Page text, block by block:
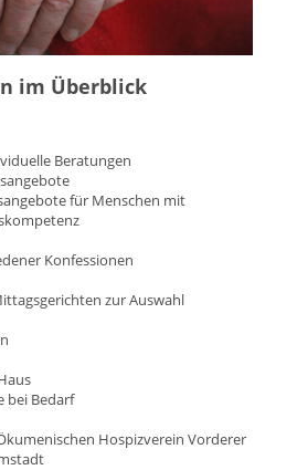
im Überblick
Beratungen
für Menschen mit
Konfessionen
zur Auswahl
bei Bedarf
Hospizverein Vorderer